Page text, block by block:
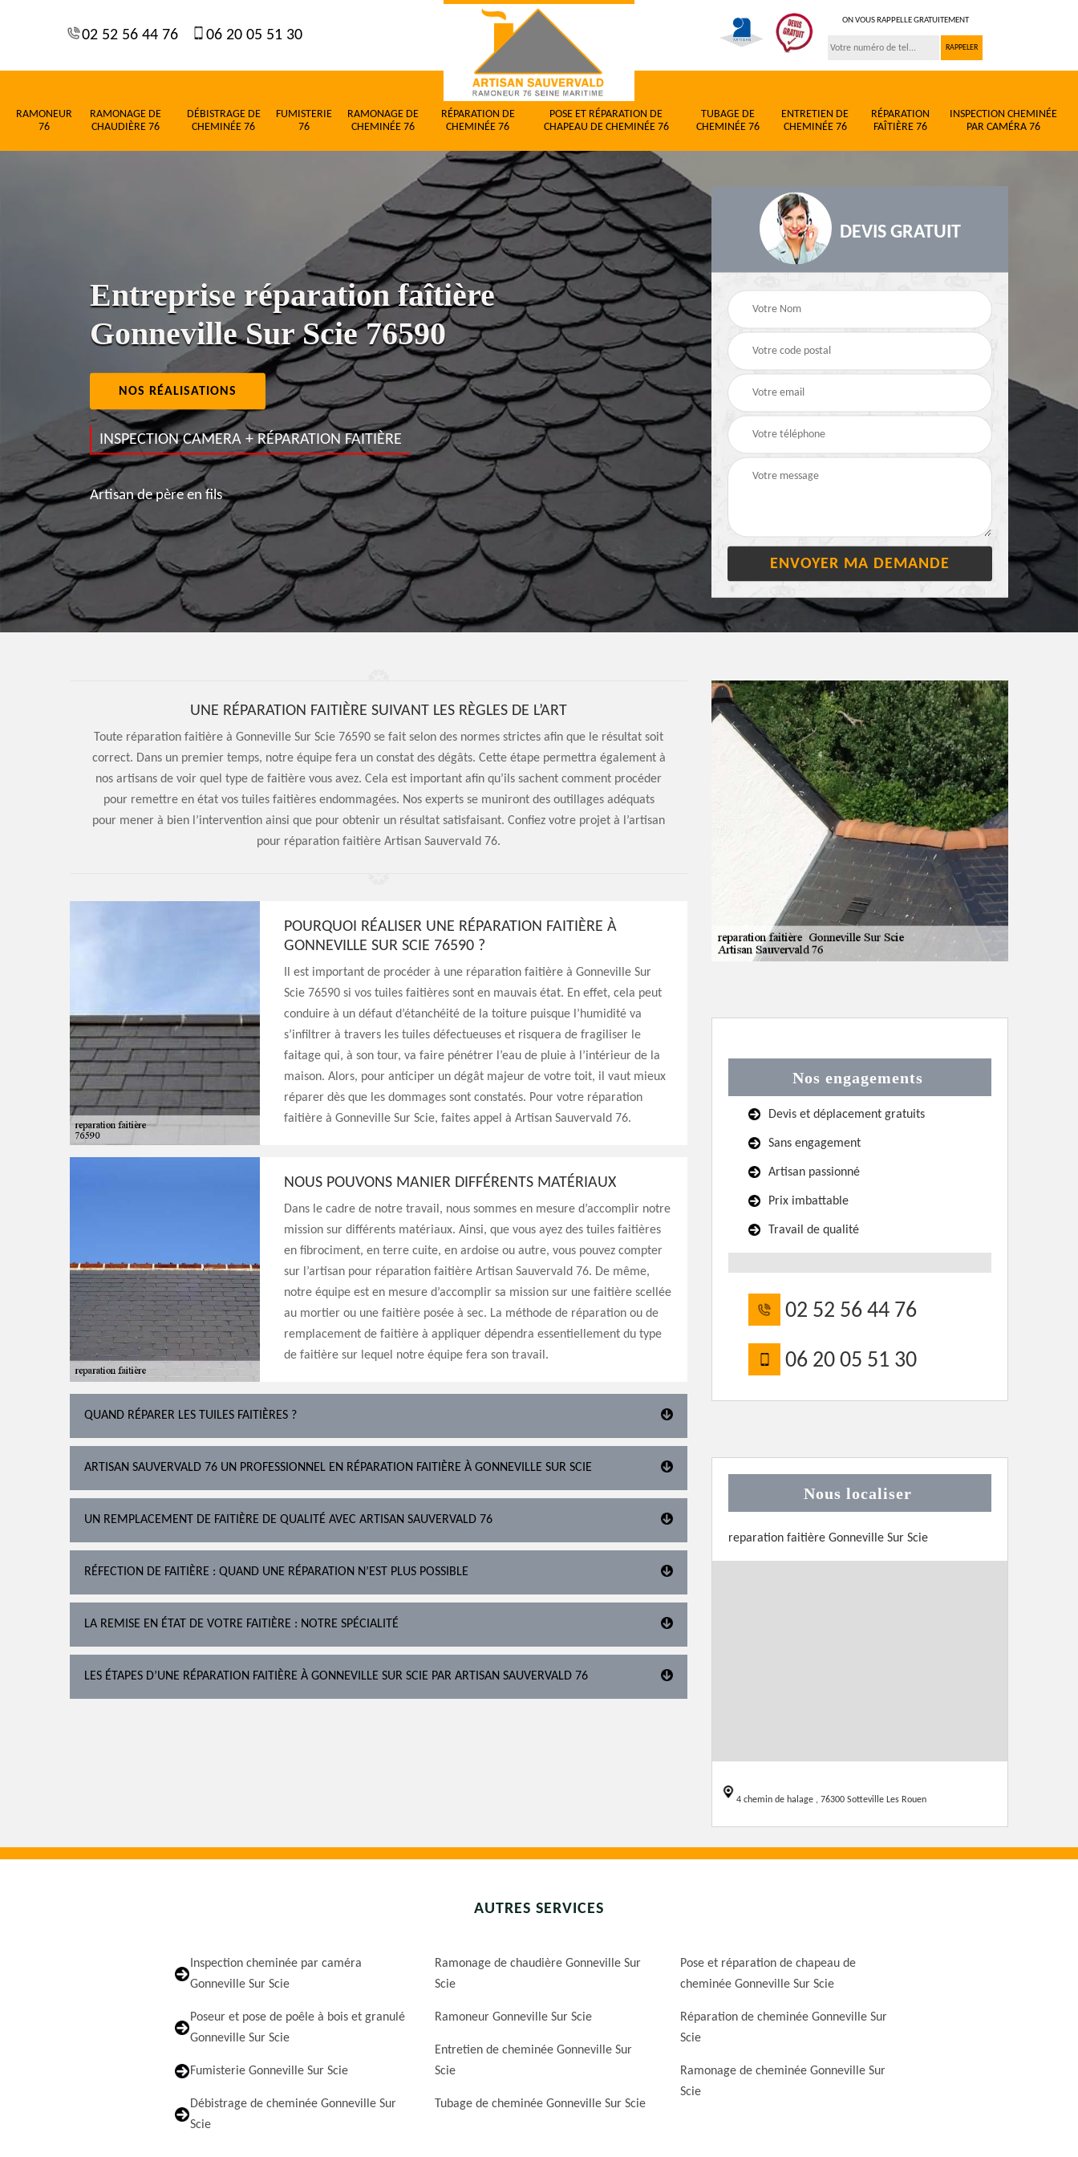
02 52 56 44 76 06 20 05 51 30
ON VOUS RAPPELLE GRATUITEMENT
RAMONEUR
76
RAMONAGE DE
CHAUDIÈRE 76
DÉBISTRAGE DE
CHEMINÉE 76
FUMISTERIE
76
RAMONAGE DE
CHEMINÉE 76
RÉPARATION DE
CHEMINÉE 76
POSE ET RÉPARATION DE
CHAPEAU DE CHEMINÉE 76
TUBAGE DE
CHEMINÉE 76
ENTRETIEN DE
CHEMINÉE 76
RÉPARATION
FAÎTIÈRE 76
INSPECTION CHEMINÉE
PAR CAMÉRA 76
Entreprise réparation faîtière
Gonneville Sur Scie 76590
NOS RÉALISATIONS
INSPECTION CAMERA + RÉPARATION FAITIÈRE
Artisan de père en fils
DEVIS GRATUIT
UNE RÉPARATION FAITIÈRE SUIVANT LES RÈGLES DE L’ART
Toute réparation faitière à Gonneville Sur Scie 76590 se fait selon des normes strictes afin que le résultat soit
correct. Dans un premier temps, notre équipe fera un constat des dégâts. Cette étape permettra également à
nos artisans de voir quel type de faitière vous avez. Cela est important afin qu’ils sachent comment procéder
pour remettre en état vos tuiles faitières endommagées. Nos experts se muniront des outillages adéquats
pour mener à bien l’intervention ainsi que pour obtenir un résultat satisfaisant. Confiez votre projet à l’artisan
pour réparation faitière Artisan Sauvervald 76.
POURQUOI RÉALISER UNE RÉPARATION FAITIÈRE À
GONNEVILLE SUR SCIE 76590 ?
Il est important de procéder à une réparation faitière à Gonneville Sur
Scie 76590 si vos tuiles faitières sont en mauvais état. En effet, cela peut
conduire à un défaut d’étanchéité de la toiture puisque l’humidité va
s’infiltrer à travers les tuiles défectueuses et risquera de fragiliser le
faitage qui, à son tour, va faire pénétrer l’eau de pluie à l’intérieur de la
maison. Alors, pour anticiper un dégât majeur de votre toit, il vaut mieux
réparer dès que les dommages sont constatés. Pour votre réparation
faitière à Gonneville Sur Scie, faites appel à Artisan Sauvervald 76.
NOUS POUVONS MANIER DIFFÉRENTS MATÉRIAUX
Dans le cadre de notre travail, nous sommes en mesure d’accomplir notre
mission sur différents matériaux. Ainsi, que vous ayez des tuiles faitières
en fibrociment, en terre cuite, en ardoise ou autre, vous pouvez compter
sur l’artisan pour réparation faitière Artisan Sauvervald 76. De même,
notre équipe est en mesure d’accomplir sa mission sur une faitière scellée
au mortier ou une faitière posée à sec. La méthode de réparation ou de
remplacement de faitière à appliquer dépendra essentiellement du type
de faitière sur lequel notre équipe fera son travail.
QUAND RÉPARER LES TUILES FAITIÈRES ?
ARTISAN SAUVERVALD 76 UN PROFESSIONNEL EN RÉPARATION FAITIÈRE À GONNEVILLE SUR SCIE
UN REMPLACEMENT DE FAITIÈRE DE QUALITÉ AVEC ARTISAN SAUVERVALD 76
RÉFECTION DE FAITIÈRE : QUAND UNE RÉPARATION N’EST PLUS POSSIBLE
LA REMISE EN ÉTAT DE VOTRE FAITIÈRE : NOTRE SPÉCIALITÉ
LES ÉTAPES D’UNE RÉPARATION FAITIÈRE À GONNEVILLE SUR SCIE PAR ARTISAN SAUVERVALD 76
Nos engagements
Devis et déplacement gratuits
Sans engagement
Artisan passionné
Prix imbattable
Travail de qualité
02 52 56 44 76
06 20 05 51 30
Nous localiser
reparation faitière Gonneville Sur Scie
4 chemin de halage , 76300 Sotteville Les Rouen
AUTRES SERVICES
Inspection cheminée par caméra
Gonneville Sur Scie
Poseur et pose de poêle à bois et granulé
Gonneville Sur Scie
Fumisterie Gonneville Sur Scie
Débistrage de cheminée Gonneville Sur
Scie
Ramonage de chaudière Gonneville Sur
Scie
Ramoneur Gonneville Sur Scie
Entretien de cheminée Gonneville Sur
Scie
Tubage de cheminée Gonneville Sur Scie
Pose et réparation de chapeau de
cheminée Gonneville Sur Scie
Réparation de cheminée Gonneville Sur
Scie
Ramonage de cheminée Gonneville Sur
Scie